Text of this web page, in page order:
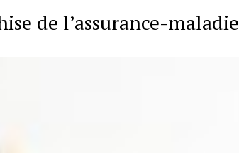
de l’assurance-maladie